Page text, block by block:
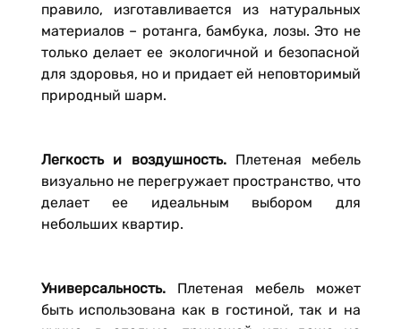
правило, изготавливается из натуральных
материалов – ротанга, бамбука, лозы. Это не
только делает ее экологичной и безопасной
для здоровья, но и придает ей неповторимый
природный шарм.
Легкость и воздушность.Плетеная мебель
визуально не перегружает пространство, что
делает ее идеальным выбором для
небольших квартир.
Универсальность. Плетеная мебель может
быть использована как в гостиной, так и на